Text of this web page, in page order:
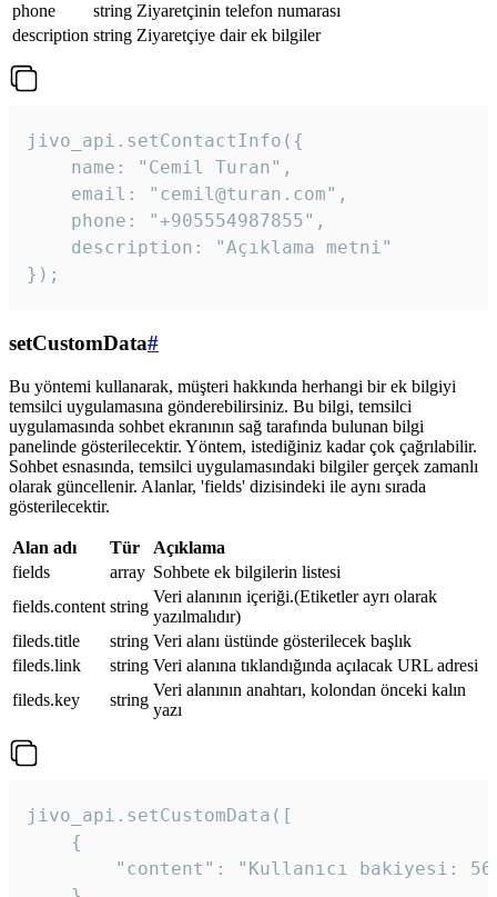
phone
string Ziyaretçinin telefon numarası
description string Ziyaretçiye dair ek bilgiler
jivo_api.setContactInfo({
    name: "Cemil Turan",
    email: "cemil@turan.com",
    phone: "+905554987855",
    description: "Açıklama metni"
});
setCustomData#
Bu yöntemi kullanarak, müşteri hakkında herhangi bir ek bilgiyi
temsilci uygulamasına gönderebilirsiniz. Bu bilgi, temsilci
uygulamasında sohbet ekranının sağ tarafında bulunan bilgi
panelinde gösterilecektir. Yöntem, istediğiniz kadar çok çağrılabilir.
Sohbet esnasında, temsilci uygulamasındaki bilgiler gerçek zamanlı
olarak güncellenir. Alanlar, 'fields' dizisindeki ile aynı sırada
gösterilecektir.
Alan adı Tür
Açıklama
fields
array Sohbete ek bilgilerin listesi
fields.content string
Veri alanının içeriği.(Etiketler ayrı olarak
yazılmalıdır)
fileds.title
string Veri alanı üstünde gösterilecek başlık
fileds.link
string Veri alanına tıklandığında açılacak URL adresi
fileds.key
string
Veri alanının anahtarı, kolondan önceki kalın
yazı
jivo_api.setCustomData([
    {
"content": "Kullanıcı bakiyesi: